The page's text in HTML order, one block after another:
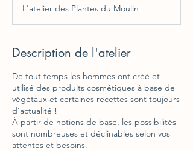
L'atelier des Plantes du Moulin
Description de l'atelier
De tout temps les hommes ont créé et
utilisé des produits cosmétiques à base de
végétaux et certaines recettes sont toujours
d’actualité !
À partir de notions de base, les possibilités
sont nombreuses et déclinables selon vos
attentes et besoins.